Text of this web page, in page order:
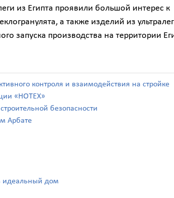
из Египта проявили большой интерес к
а также изделий из
запуска производства на территории
контроля и взаимодействия на стройке
«НОТЕХ»
безопасности
Арбате
идеальный дом